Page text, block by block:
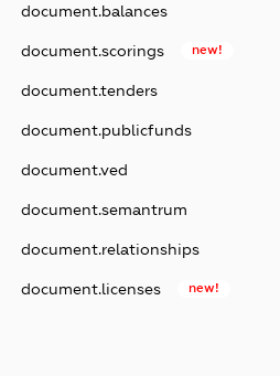
document.balances
document.scorings new!
document.tenders
document.publicfunds
document.ved
document.semantrum
document.relationships
document.licenses new!